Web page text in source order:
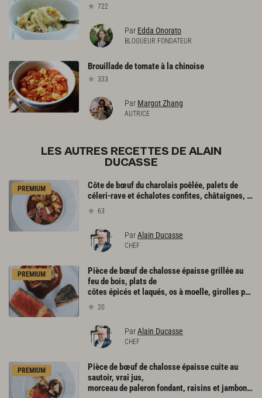
722
Par Edda Onorato
BLOGUEUR FONDATEUR
Brouilladedetomateà lachinoise
333
Par Margot Zhang
AUTRICE
LES AUTRES RECETTES DE ALAIN
DUCASSE
PREMIUM
Côte de bœuf du charolais poêlée, palets de
céleri-rave et échalotes confites, châtaignes, jus gras de braisage d’une queue de bœuf
63
ParAlain Ducasse
CHEF
PREMIUM
Pièce de bœuf de chalosse épaisse grillée au
feu de bois, plats de
côtes épicés et laqués, os à moelle, girolles poêlées, échalotes en chemise
20
ParAlain Ducasse
CHEF
PREMIUM
Pièce de bœuf de chalosse épaisse cuite au
sautoir, vrai jus,
morceau de paleron fondant, raisins et jambon, grosses frites à la graisse d’oie